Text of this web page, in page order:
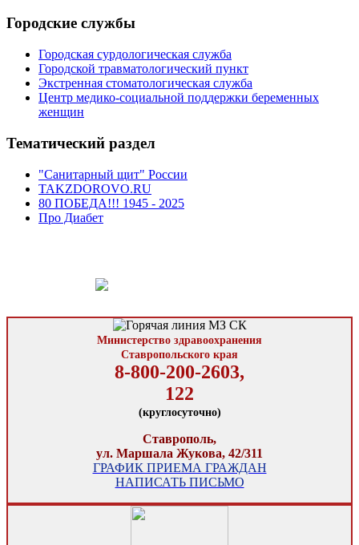
Городские службы
Городская сурдологическая служба
Городской травматологический пункт
Экстренная стоматологическая служба
Центр медико-социальной поддержки беременных
женщин
Тематический раздел
"Санитарный щит" России
TAKZDOROVO.RU
80 ПОБЕДА!!! 1945 - 2025
Про Диабет
Министерство здравоохранения
Ставропольского края
8-800-200-2603,
122
(круглосуточно)
Ставрополь,
ул. Маршала Жукова, 42/311
ГРАФИК ПРИЕМА ГРАЖДАН
НАПИСАТЬ ПИСЬМО